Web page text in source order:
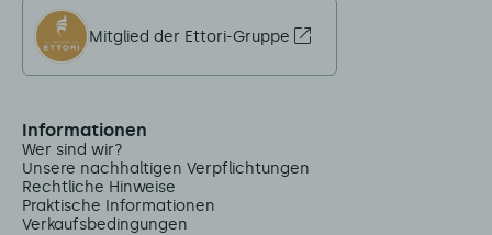
Mitglied der Ettori-Gruppe
Informationen
Wer sind wir?
Unsere nachhaltigen Verpflichtungen
Rechtliche Hinweise
Praktische Informationen
Verkaufsbedingungen